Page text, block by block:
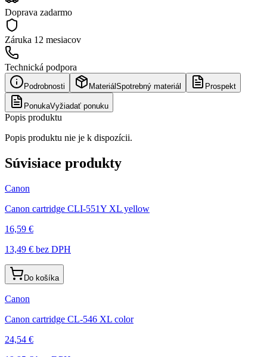
Doprava zadarmo
Záruka 12 mesiacov
Technická podpora
Podrobnosti Materiál Spotrebný materiál Prospekt
PonukaVyžiadať ponuku
Popis produktu
Popis produktu nie je k dispozícii.
Súvisiace produkty
Canon
Canon cartridge CLI-551Y XL yellow
16,59 €
13,49 € bez DPH
Do košíka
Canon
Canon cartridge CL-546 XL color
24,54 €